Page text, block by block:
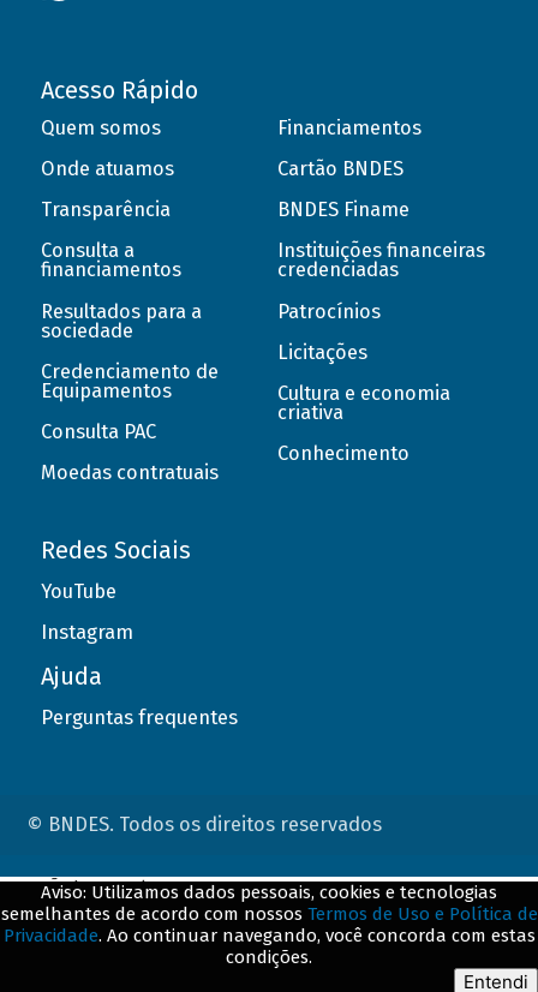
Acesso Rápido
Quem somos
Onde atuamos
Transparência
Consulta a
financiamentos
Resultados para a
sociedade
Credenciamento de
Equipamentos
Consulta PAC
Moedas contratuais
Financiamentos
Cartão BNDES
BNDES Finame
Instituições financeiras
credenciadas
Patrocínios
Licitações
Cultura e economia
criativa
Conhecimento
Redes Sociais
YouTube
Instagram
Ajuda
Perguntas frequentes
© BNDES. Todos os direitos reservados
Aviso: Utilizamos dados pessoais, cookies e tecnologias
semelhantes de acordo com nossos Termos de Uso e Política de
Privacidade. Ao continuar navegando, você concorda com estas
condições.
Entendi
ConteÃºdo complementar
${title}${badge}